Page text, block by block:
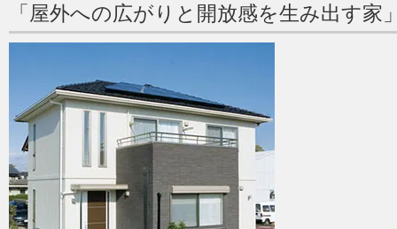
「屋外への広がりと開放感を生み出す家